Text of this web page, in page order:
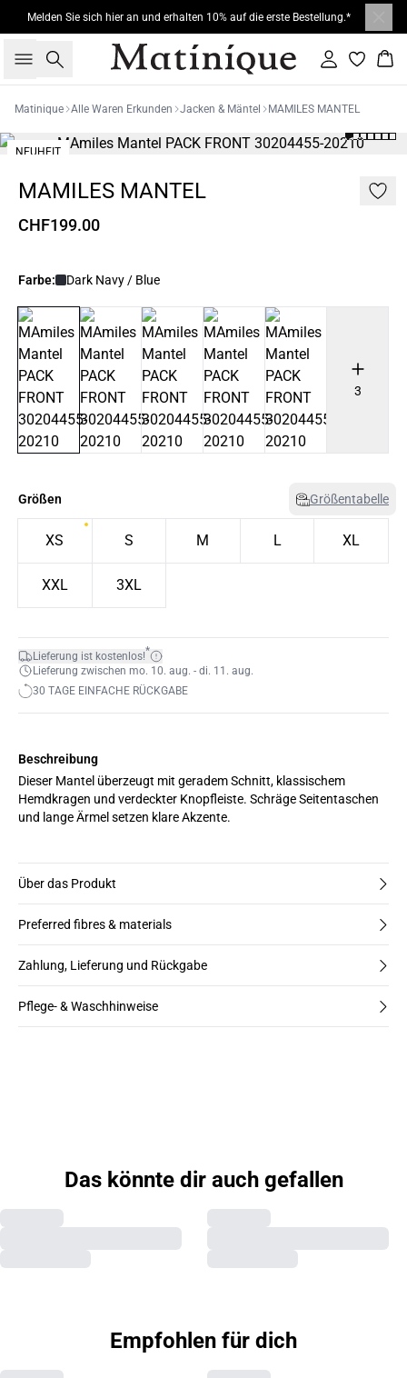
Melden Sie sich hier an und erhalten 10% auf die erste Bestellung.*
Suche Einloggen
Matinique Alle Waren Erkunden Jacken & Mäntel MAMILES MANTEL
NEUHEIT
MAMILES MANTEL
CHF199.00
Farbe: Dark Navy / Blue
3
Größen Größentabelle
XS S M L XL
XXL 3XL
Lieferung ist kostenlos!*
Lieferung zwischen mo. 10. aug. - di. 11. aug.
30 TAGE EINFACHE RÜCKGABE
Beschreibung
Dieser Mantel überzeugt mit geradem Schnitt, klassischem
Hemdkragen und verdeckter Knopfleiste. Schräge Seitentaschen
und lange Ärmel setzen klare Akzente.
Über das Produkt
Preferred fibres & materials
Zahlung, Lieferung und Rückgabe
Pflege- & Waschhinweise
Das könnte dir auch gefallen
Empfohlen für dich